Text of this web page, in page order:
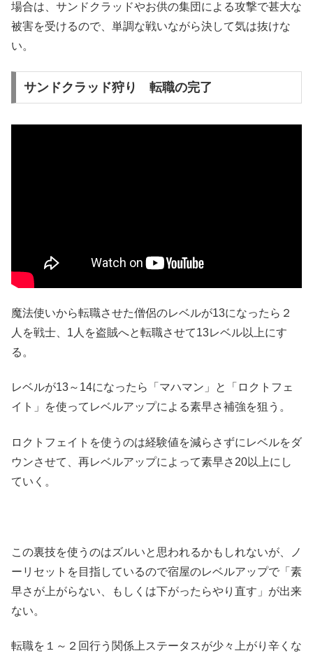
場合は、サンドクラッドやお供の集団による攻撃で甚大な
被害を受けるので、単調な戦いながら決して気は抜けな
い。
サンドクラッド狩り 転職の完了
魔法使いから転職させた僧侶のレベルが13になったら２
人を戦士、1人を盗賊へと転職させて13レベル以上にす
る。
レベルが13～14になったら「マハマン」と「ロクトフェ
イト」を使ってレベルアップによる素早さ補強を狙う。
ロクトフェイトを使うのは経験値を減らさずにレベルをダ
ウンさせて、再レベルアップによって素早さ20以上にし
ていく。
この裏技を使うのはズルいと思われるかもしれないが、ノ
ーリセットを目指しているので宿屋のレベルアップで「素
早さが上がらない、もしくは下がったらやり直す」が出来
ない。
転職を１～２回行う関係上ステータスが少々上がり辛くな